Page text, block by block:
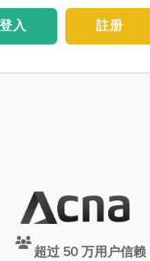
註册
登入
超过 50 万用户信赖